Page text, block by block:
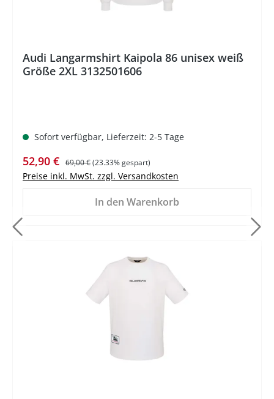
Audi Langarmshirt Kaipola 86 unisex weiß
Größe 2XL 3132501606
Sofort verfügbar, Lieferzeit: 2-5 Tage
Verkaufspreis:
52,90 € Regulärer Preis:
69,00 €(23.33% gespart)
Preise inkl. MwSt. zzgl. Versandkosten
In den Warenkorb